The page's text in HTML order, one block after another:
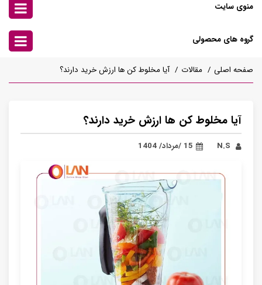
منوی سایت
گروه های محصولی
صفحه اصلی مقالات آیا مخلوط کن ها ارزش خرید دارند؟
آیا مخلوط کن ها ارزش خرید دارند؟
15 /مرداد/ 1404